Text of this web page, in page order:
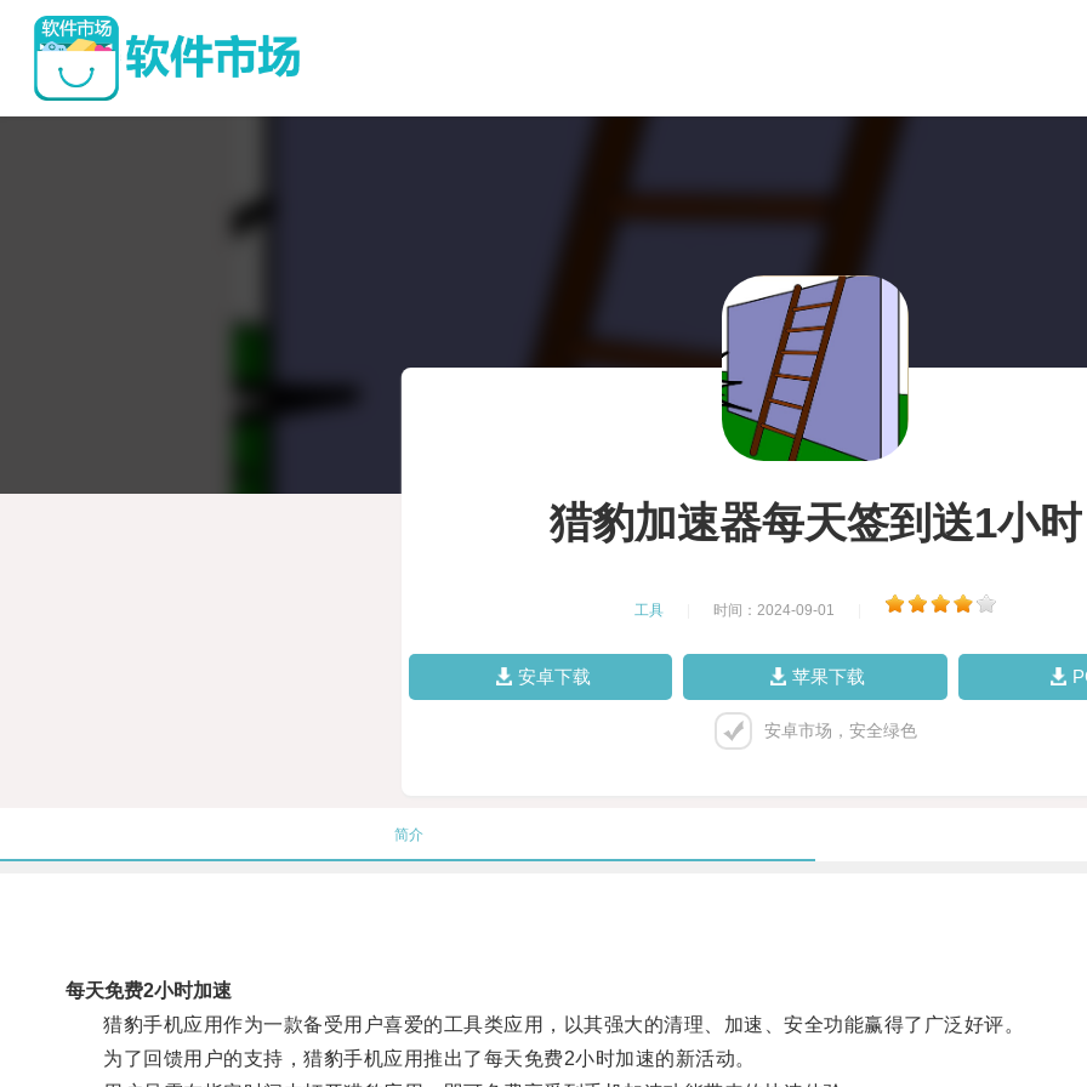
猎豹加速器每天签到送1小时
工具 时间：2024-09-01
安卓下载 苹果下载
安卓市场，安全绿色
简介
每天免费2小时加速
猎豹手机应用作为一款备受用户喜爱的工具类应用，以其强大的清理、加速、安全功能赢得了广泛好评。
为了回馈用户的支持，猎豹手机应用推出了每天免费2小时加速的新活动。